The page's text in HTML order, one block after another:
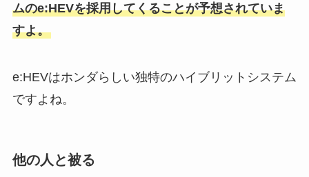
ムのe:HEVを採用してくることが予想されていま
すよ。
e:HEVはホンダらしい独特のハイブリットシステム
ですよね。
他の人と被る